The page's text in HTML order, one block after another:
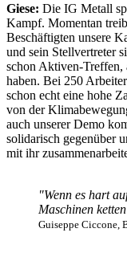
Giese: Die IG Metall
Kampf. Momentan
Beschäftigten unsere
und sein Stellvertreter
schon Aktiven-Treffen,
haben. Bei 250
schon echt eine hohe
von der
auch unserer Demo
solidarisch gegenüber
mit ihr
"Wenn es hart
Maschinen
Guiseppe Ciccone,